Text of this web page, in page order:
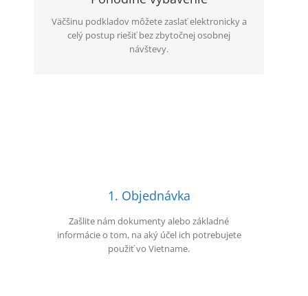
Väčšinu podkladov môžete zaslať elektronicky a
celý postup riešiť bez zbytočnej osobnej
návštevy.
1. Objednávka
Zašlite nám dokumenty alebo základné
informácie o tom, na aký účel ich potrebujete
použiť vo Vietname.